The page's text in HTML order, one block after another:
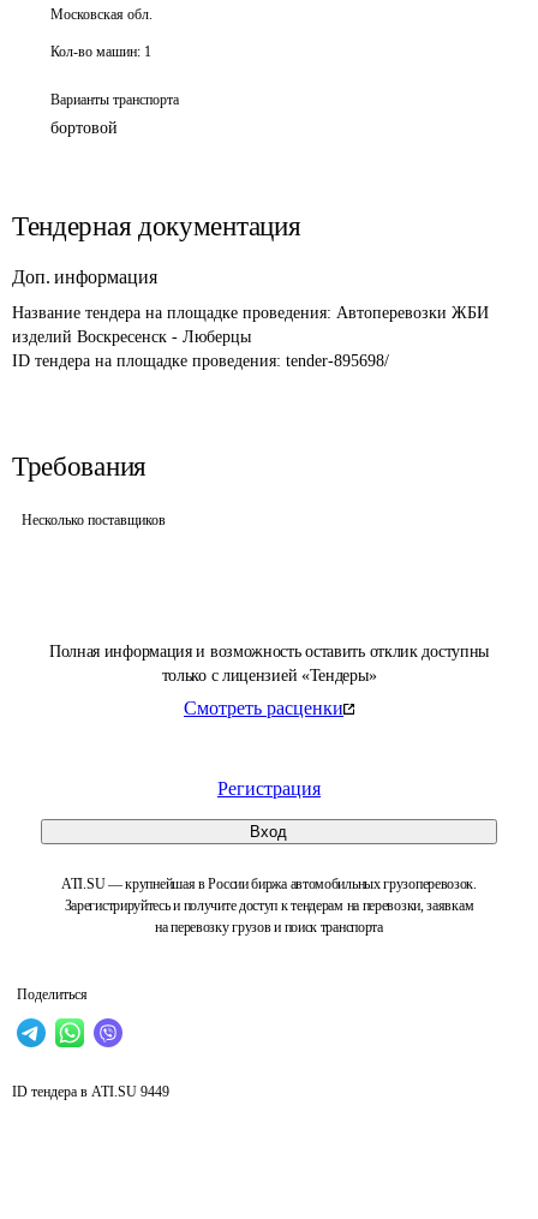
Полная информация и возможность оставить отклик доступны
только с лицензией «Тендеры»
Смотреть расценки
Регистрация
Вход
ATI.SU — крупнейшая в России биржа автомобильных грузоперевозок.
Зарегистрируйтесь и получите доступ к тендерам на перевозки, заявкам
на перевозку грузов и поиск транспорта
Поделиться
Московская обл.
Кол-во машин: 1
Варианты транспорта
бортовой
Тендерная документация
Доп. информация
Название тендера на площадке проведения: Автоперевозки ЖБИ
изделий Воскресенск - Люберцы
ID тендера на площадке проведения: tender-895698/
Требования
Несколько поставщиков
ID тендера в ATI.SU 9449